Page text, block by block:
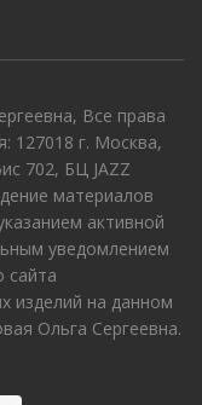
Все права
127018 г. Москва,
702, БЦ JAZZ
материалов
активной
уведомлением
сайта
изделий на данном
Ольга Сергеевна.